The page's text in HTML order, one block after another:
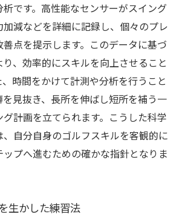
です。高性能なセンサーがスイング
減などを詳細に記録し、個々のプレ
点を提示します。このデータに基づ
、効率的にスキルを向上させること
時間をかけて計測や分析を行うこと
見抜き、長所を伸ばし短所を補う一
計画を立てられます。こうした科学
自分自身のゴルフスキルを客観的に
プへ進むための確かな指針となりま
生かした練習法